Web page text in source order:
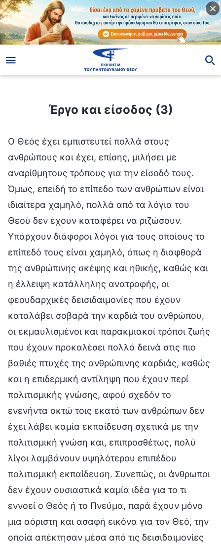
Έργο και είσοδος (3)
Ο Θεός έχει εμπιστευτεί πολλά στους
ανθρώπους και έχει, επίσης, μιλήσει με
αναρίθμητους τρόπους για την είσοδό τους.
Όμως, επειδή το επίπεδο των ανθρώπων είναι
ιδιαίτερα χαμηλό, πολλά από τα λόγια του
Θεού δεν έχουν καταφέρει να ριζώσουν.
Υπάρχουν διάφοροι λόγοι για τους οποίους το
επίπεδό τους είναι χαμηλό, όπως η διαφθορά
της ανθρώπινης σκέψης και ηθικής, καθώς και
η έλλειψη κατάλληλης ανατροφής, οι
φεουδαρχικές δεισιδαιμονίες που έχουν
καταλάβει σοβαρά την καρδιά του ανθρώπου,
οι εκμαυλισμένοι και παρακμιακοί τρόποι ζωής
που έχουν προκαλέσει πολλά δεινά στις πιο
βαθιές πτυχές της ανθρώπινης καρδιάς, καθώς
και η επιδερμική αντίληψη που έχουν περί
πολιτισμικής γνώσης, αφού σχεδόν το
ενενήντα οκτώ τοις εκατό των ανθρώπων δεν
έχει λάβει καμία εκπαίδευση σχετικά με την
πολιτισμική γνώση και, επιπροσθέτως, πολύ
λίγοι λαμβάνουν υψηλότερου επιπέδου
πολιτισμική εκπαίδευση. Συνεπώς, οι άνθρωποι
δεν έχουν ουσιαστικά καμία ιδέα για το τι
εννοεί ο Θεός ή το Πνεύμα, παρά έχουν μόνο
μια αόριστη και ασαφή εικόνα για τον Θεό, την
οποία απέκτησαν μέσα από τις δεισιδαιμονίες